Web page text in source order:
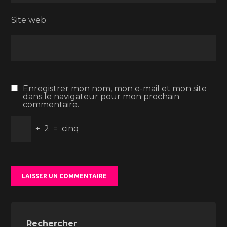
Site web
Enregistrer mon nom, mon e-mail et mon site
dans le navigateur pour mon prochain
commentaire.
+ 2 = cinq
Rechercher